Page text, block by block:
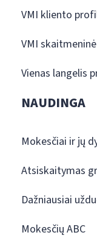
VMI kliento
VMI
Vienas langelis
NAUDINGA
Mokesčiai ir jų
Atsiskaitymas
Dažniausiai
Mokesčių ABC